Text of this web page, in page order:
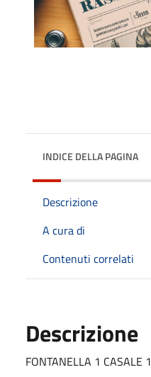
INDICE DELLA PAGINA
Descrizione
A cura di
Contenuti correlati
Descrizione
FONTANELLA 1 CASALE 1